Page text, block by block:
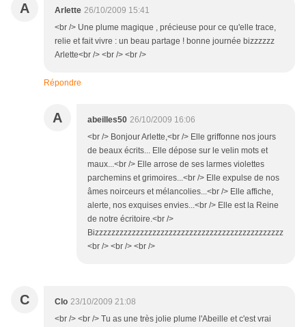
A Arlette 26/10/2009 15:41
<br /> Une plume magique , précieuse pour ce qu'elle trace,
relie et fait vivre : un beau partage ! bonne journée bizzzzzz
Arlette<br /> <br /> <br />
Répondre
A abeilles50 26/10/2009 16:06
<br /> Bonjour Arlette,<br /> Elle griffonne nos jours
de beaux écrits... Elle dépose sur le velin mots et
maux...<br /> Elle arrose de ses larmes violettes
parchemins et grimoires...<br /> Elle expulse de nos
âmes noirceurs et mélancolies...<br /> Elle affiche,
alerte, nos exquises envies...<br /> Elle est la Reine
de notre écritoire.<br />
Bizzzzzzzzzzzzzzzzzzzzzzzzzzzzzzzzzzzzzzzzzzzzzz
<br /> <br /> <br />
C Clo 23/10/2009 21:08
<br /> <br /> Tu as une très jolie plume l'Abeille et c'est vrai